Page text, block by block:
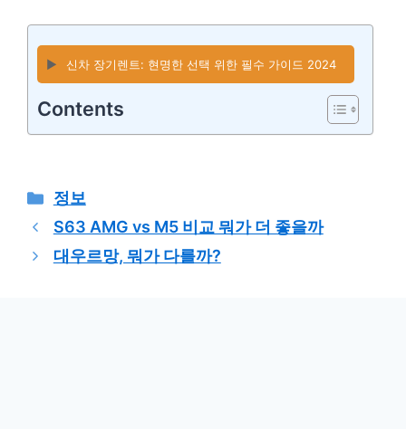
▶️ 신차 장기렌트: 현명한 선택 위한 필수 가이드 2024
Contents
카
테
리
정보
S63 AMG vs M5 비교 뭐가 더 좋을까
대우르망, 뭐가 다를까?